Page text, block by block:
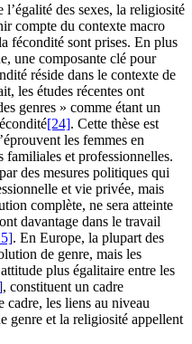
des sexes, la religiosité
compte du contexte macro
fécondité sont prises. En plus
une composante clé pour
réside dans le contexte de
les études récentes ont
genres » comme étant un
[24]. Cette thèse est
les femmes en
familiales et professionnelles.
des mesures politiques qui
et vie privée, mais
complète, ne sera atteinte
davantage dans le travail
. En Europe, la plupart des
de genre, mais les
plus égalitaire entre les
, constituent un cadre
cadre, les liens au niveau
genre et la religiosité appellent